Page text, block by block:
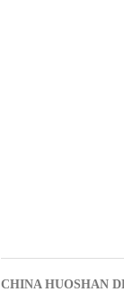
CHINA HUOSHAN